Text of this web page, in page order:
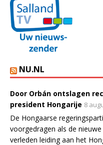
NU.NL
Door Orbán ontslagen
president Hongarije 8
De Hongaarse
voorgedragen als de
verleden leiding aan het